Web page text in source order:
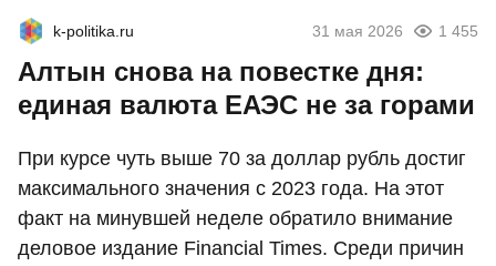
k-politika.ru 31 мая 2026 1 455
Алтын снова на повестке дня:
единая валюта ЕАЭС не за горами
При курсе чуть выше 70 за доллар рубль достиг
максимального значения с 2023 года. На этот
факт на минувшей неделе обратило внимание
деловое издание Financial Times. Среди причин